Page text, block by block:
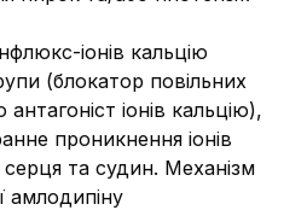
іонів кальцію
(блокатор повільних
антагоніст іонів кальцію),
проникнення іонів
серця та судин. Механізм
амлодипіну